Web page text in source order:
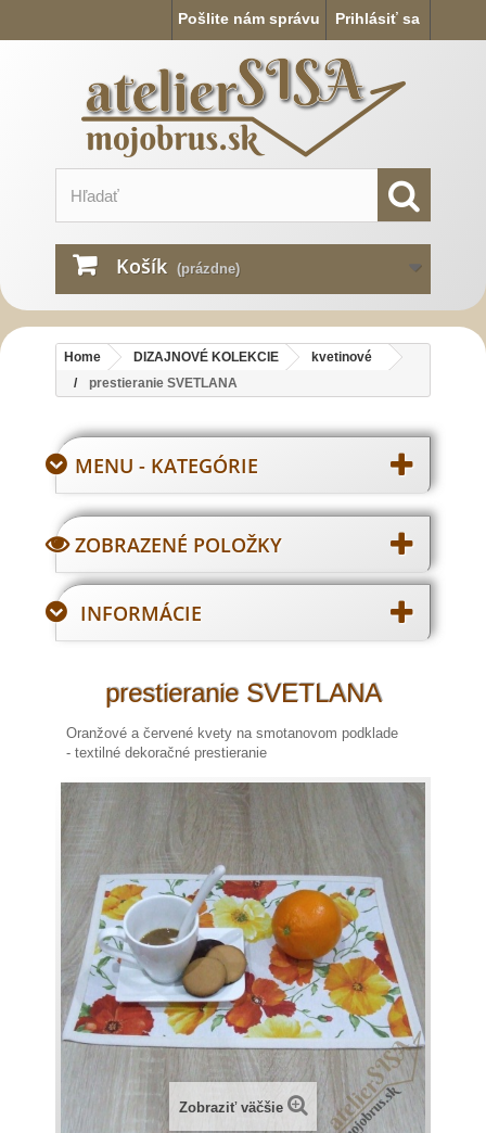
Prihlásiť sa
Pošlite nám správu
Košík (prázdne)
Home DIZAJNOVÉ KOLEKCIE
kvetinové
prestieranie SVETLANA
MENU - KATEGÓRIE
ZOBRAZENÉ POLOŽKY
INFORMÁCIE
prestieranie SVETLANA
Oranžové a červené kvety na smotanovom podklade
- textilné dekoračné prestieranie
Zobraziť väčšie